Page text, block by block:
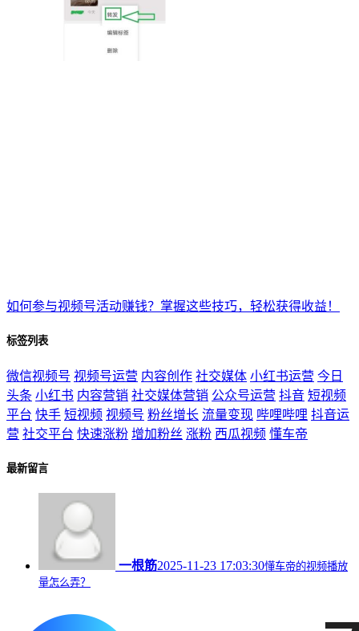
如何参与视频号活动赚钱？掌握这些技巧，轻松获得收益！
标签列表
微信视频号 视频号运营 内容创作 社交媒体 小红书运营 今日
头条 小红书 内容营销 社交媒体营销 公众号运营 抖音 短视频
平台 快手 短视频 视频号 粉丝增长 流量变现 哔哩哔哩 抖音运
营 社交平台 快速涨粉 增加粉丝 涨粉 西瓜视频 懂车帝
最新留言
一根筋2025-11-23 17:03:30懂车帝的视频播放
量怎么弄？